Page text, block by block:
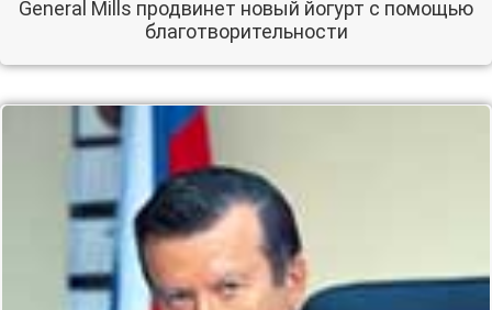
General Mills продвинет новый йогурт с помощью
благотворительности